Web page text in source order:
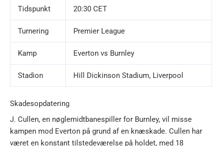
Tidspunkt 20:30 CET
Turnering Premier League
Kamp Everton vs Burnley
Stadion Hill Dickinson Stadium, Liverpool
Skadesopdatering
J. Cullen, en nøglemidtbanespiller for Burnley, vil misse
kampen mod Everton på grund af en knæskade. Cullen har
været en konstant tilstedeværelse på holdet, med 18